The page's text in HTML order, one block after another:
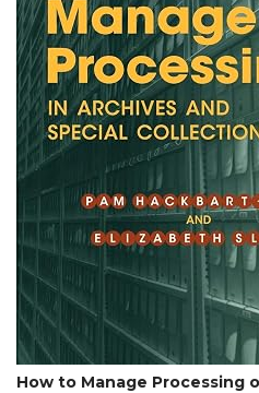
How to Manage Processing